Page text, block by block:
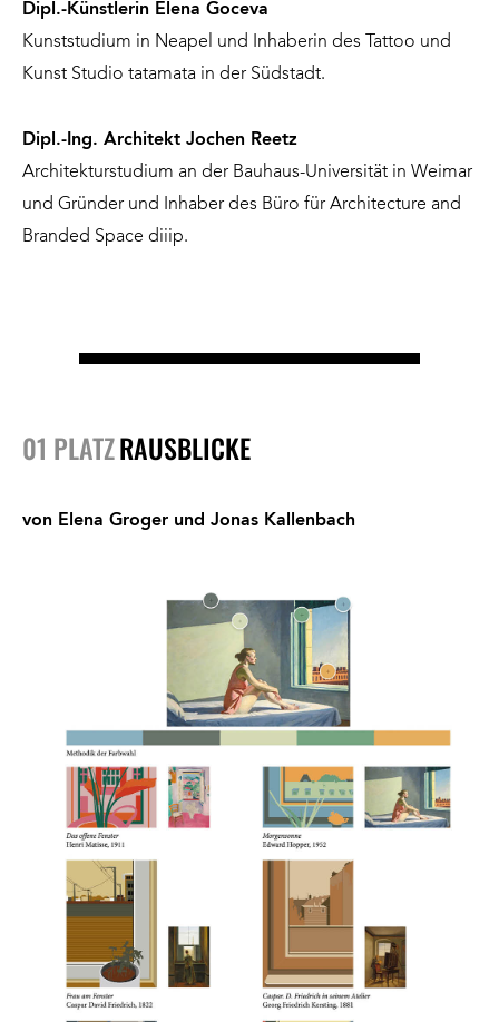
Dipl.-Künstlerin Elena Goceva
Kunststudium in Neapel und Inhaberin des Tattoo und
Kunst Studio tatamata in der Südstadt.
Dipl.-Ing. Architekt Jochen Reetz
Architekturstudium an der Bauhaus-Universität in Weimar
und Gründer und Inhaber des Büro für Architecture and
Branded Space diiip.
01 PLATZRAUSBLICKE
von Elena Groger und Jonas Kallenbach